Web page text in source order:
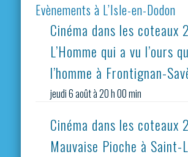
Evènements à L’Isle-en-Dodon
Cinéma dans les coteaux
L’Homme qui a vu l’ours
l’homme à Frontignan-
jeudi 6 août à 20 h 00 min
Cinéma dans les coteaux
Mauvaise Pioche à Saint-